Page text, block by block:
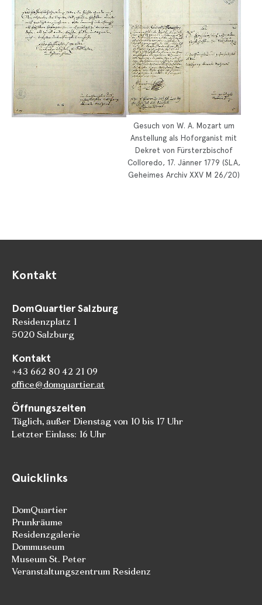
Gesuch von W. A. Mozart um
Anstellung als Hoforganist mit
Dekret von Fürsterzbischof
Colloredo, 17. Jänner 1779 (SLA,
Geheimes Archiv XXV M 26/20)
Kontakt
DomQuartier Salzburg
Residenzplatz 1
5020 Salzburg
Kontakt
+43 662 80 42 21 09
office@domquartier.at
Öffnungszeiten
Täglich, außer Dienstag von 10 bis 17 Uhr
Letzter Einlass: 16 Uhr
Quicklinks
DomQuartier
Prunkräume
Residenzgalerie
Dommuseum
Museum St. Peter
Veranstaltungszentrum Residenz